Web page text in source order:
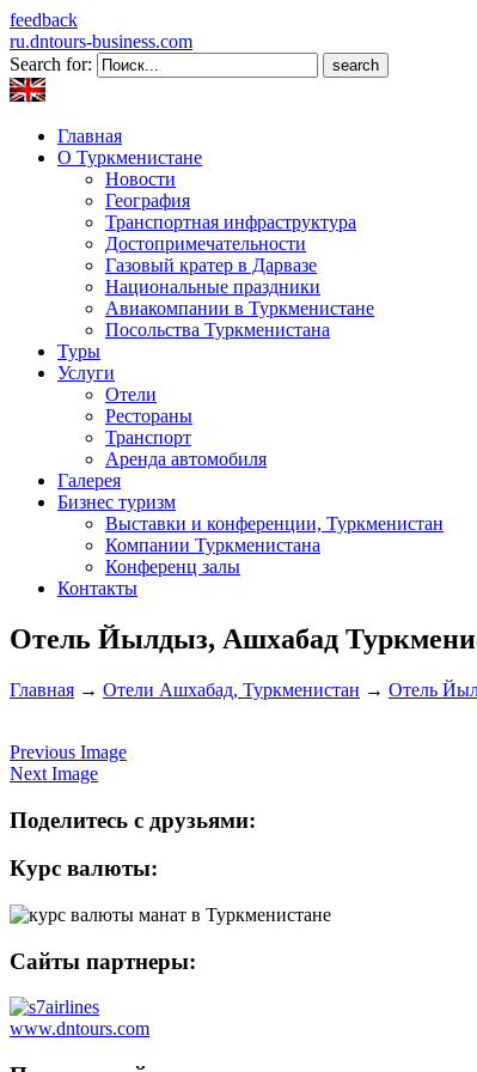
feedback
ru.dntours-business.com
Search for:
Главная
О Туркменистане
Новости
География
Транспортная инфраструктура
Достопримечательности
Газовый кратер в Дарвазе
Национальные праздники
Авиакомпании в Туркменистане
Посольства Туркменистана
Туры
Услуги
Отели
Рестораны
Транспорт
Аренда автомобиля
Галерея
Бизнес туризм
Выставки и конференции, Туркменистан
Компании Туркменистана
Конференц залы
Контакты
Отель Йылдыз, Ашхабад
Главная → Отели Ашхабад, Туркменистан → Отель
Previous Image
Next Image
Поделитесь с друзьями:
Курс валюты:
Сайты партнеры:
www.dntours.com